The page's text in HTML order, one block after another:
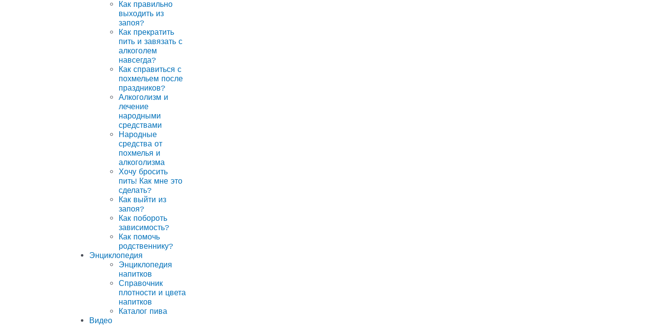
Как правильно
выходить из
запоя?
Как прекратить
пить и завязать с
алкоголем
навсегда?
Как справиться с
похмельем после
праздников?
Алкоголизм и
лечение
народными
средствами
Народные
средства от
похмелья и
алкоголизма
Хочу бросить
пить! Как мне это
сделать?
Как выйти из
запоя?
Как побороть
зависимость?
Как помочь
родственнику?
Энциклопедия
Энциклопедия
напитков
Справочник
плотности и цвета
напитков
Каталог пива
Видео